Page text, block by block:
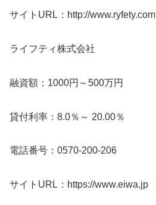
サイトURL：http://www.ryfety.com
ライフティ株式会社
融資額：1000円～500万円
貸付利率：8.0％～ 20.00％
電話番号：0570-200-206
サイトURL：https://www.eiwa.jp